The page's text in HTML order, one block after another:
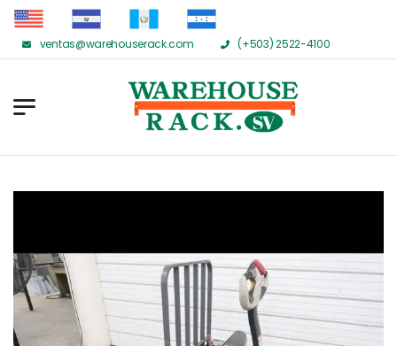
ventas@warehouserack.com (+503) 2522-4100